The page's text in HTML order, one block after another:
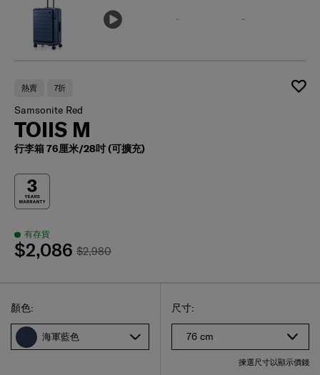
熱賣 7折
Samsonite Red
TOIIS M
行李箱 76厘米/28吋 (可擴充)
有存貨
$2,980
$2,086
選擇尺碼
Select
尺寸:
76 cm
揀選尺寸以顯示價錢
Select
顏色:
海軍藍色